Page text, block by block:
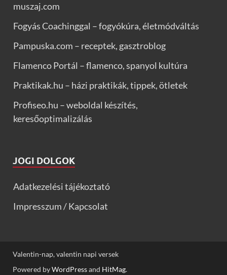
muszaj.com
Fogyás Coachinggal – fogyókúra, életmódváltás
Pampuska.com – receptek, gasztroblog
Flamenco Portál – flamenco, spanyol kultúra
Praktikak.hu – házi praktikák, tippek, ötletek
Profiseo.hu – weboldal készítés,
keresőoptimalizálás
JOGI DOLGOK
Adatkezelési tájékoztató
Impresszum / Kapcsolat
Valentin-nap, valentin napi versek
Powered byWordPressand HitMag.